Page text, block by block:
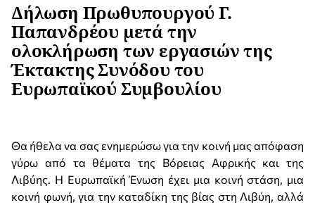
Δήλωση Πρωθυπουργού Γ.
Παπανδρέου μετά την
ολοκλήρωση των εργασιών της
Έκτακτης Συνόδου του
Ευρωπαϊκού Συμβουλίου
Θα ήθελα να σας ενημερώσω για την κοινή μας απόφαση
γύρω από τα θέματα της Βόρειας Αφρικής και της
Λιβύης. Η Ευρωπαϊκή Ένωση έχει μια κοινή στάση, μια
κοινή φωνή, για την καταδίκη της βίας στη Λιβύη, αλλά